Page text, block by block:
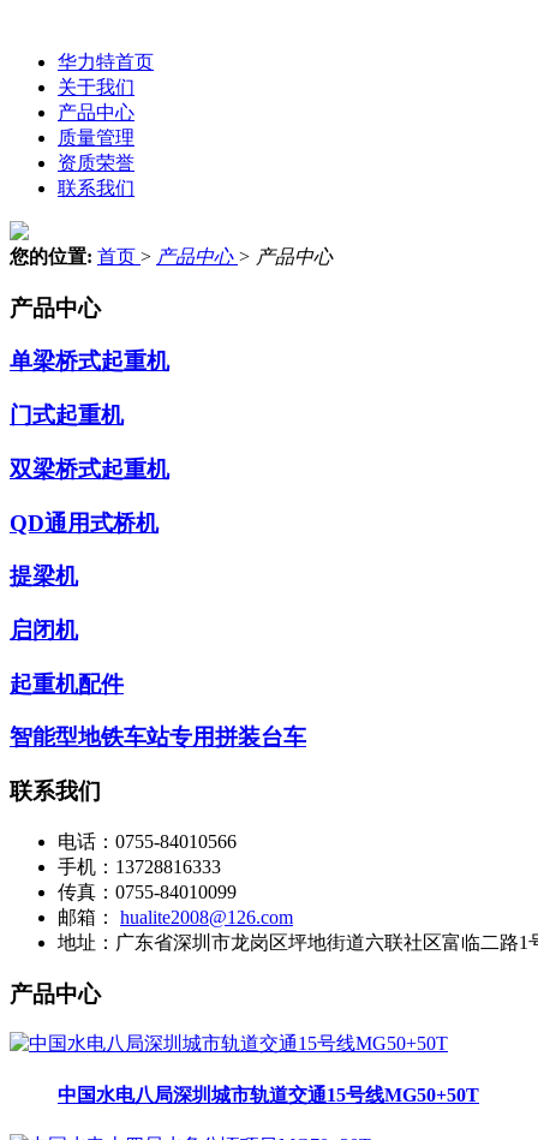
华力特首页
关于我们
产品中心
质量管理
资质荣誉
联系我们
您的位置: 首页 > 产品中心 > 产品中心
产品中心
单梁桥式起重机
门式起重机
双梁桥式起重机
QD通用式桥机
提梁机
启闭机
起重机配件
智能型地铁车站专用拼装台车
联系我们
电话： 0755-84010566
手机： 13728816333
传真： 0755-84010099
邮箱：
hualite2008@126.com
地址： 广东省深圳市龙岗区坪地街道六联社区富临二路1
产品中心
中国水电八局深圳城市轨道交通15号线MG50+50T